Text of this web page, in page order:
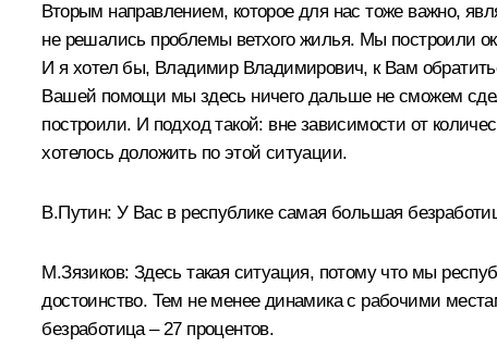
Вторым направлением, которое для нас тоже важно,
не решались проблемы ветхого жилья. Мы построили
И я хотел бы, Владимир Владимирович, к Вам
Вашей помощи мы здесь ничего дальше не сможем
построили. И подход такой: вне зависимости от
хотелось доложить по этой ситуации.
В.Путин: У Вас в республике самая большая
М.Зязиков: Здесь такая ситуация, потому что мы
достоинство. Тем не менее динамика с рабочими
безработица – 27 процентов.